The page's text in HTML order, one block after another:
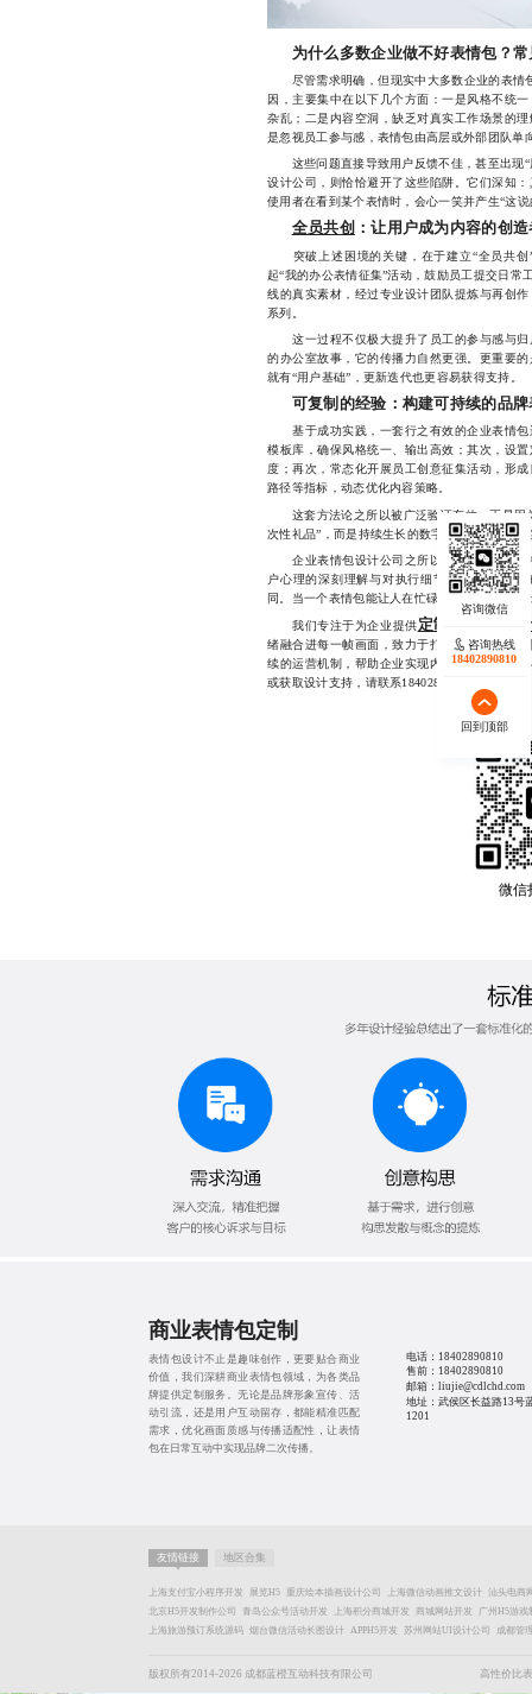
为什么多数企业做不好表情包？
尽管需求明确，但现实中大多数企业的表情
因，主要集中在以下几个方面：一是风格不统
杂乱；二是内容空洞，缺乏对真实工作场景的
是忽视员工参与感，表情包由高层或外部团队单
这些问题直接导致用户反馈不佳，甚至出现“
设计公司，则恰恰避开了这些陷阱。它们深知
使用者在看到某个表情时，会心一笑并产生“这
全员共创 ：让用户成为内容的创造
突破上述困境的关键，在于建立“全员共创
起“我的办公表情征集”活动，鼓励员工提交日
线的真实素材，经过专业设计团队提炼与再创
系列。
这一过程不仅极大提升了员工的参与感与归
的办公室故事，它的传播力自然更强。更重要
就有“用户基础”，更新迭代也更容易获得支持。
可复制的经验：构建可持续的品
基于成功实践，一套行之有效的企业表情包
模板库，确保风格统一、输出高效；其次，设
度；再次，常态化开展员工创意征集活动，形
路径等指标，动态优化内容策略。
这套方法论之所以被广泛验证有效，正是因
次性礼品”，而是持续生长的数字资产，它便真
企业表情包设计公司之所以能在众多服务商
户心理的深刻理解与对执行细节的极致打磨。
同。当一个表情包能让人在忙碌一天后忍不住发
我们专注于为企业提供定制化表情包
绪融合进每一帧画面，致力于打造有温度、有
续的运营机制，帮助企业实现内部沟通降本增
或获取设计支持，请联系18402890810
微信
咨询热线
18402890810
回到顶部
商业表情包定制
表情包设计不止是趣味创作，更要贴合商业
价值，我们深耕商业表情包领域，为各类品
牌提供定制服务。无论是品牌形象宣传、活
动引流，还是用户互动留存，都能精准匹配
需求，优化画面质感与传播适配性，让表情
包在日常互动中实现品牌二次传播。
电话： 18402890810
售前： 18402890810
邮箱：liujie@cdlchd.com
地址：武侯区长益路13号
1201
友情链接 地区合集
上海支付宝小程序开发 展览H5 重庆绘本插画设计公司 上海微信动画推文设计 汕头电商
北京H5开发制作公司
青岛公众号活动开发 上海积分商城开发 商城网站开发
广州H5游戏
上海旅游预订系统源码 烟台微信活动长图设计 APPH5开发 苏州网站UI设计公司 成都管
版权所有2014-2026 成都蓝橙互动科技有限公司 高性价比